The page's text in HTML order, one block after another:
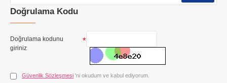
Doğrulama Kodu
Doğrulama kodunu
giriniz
Güvenlik Sözleşmesi 'ni okudum ve kabul ediyorum.